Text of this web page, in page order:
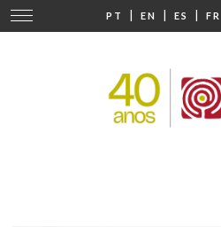
PT | EN | ES | FR
Mudar
navegação